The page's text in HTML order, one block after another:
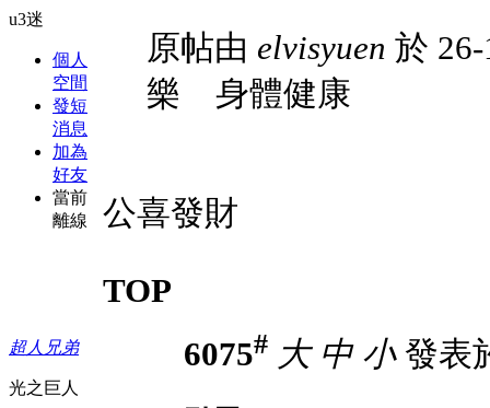
u3迷
個人
空間
發短
消息
加為
好友
當前
離線
原帖由 elvisyuen 於
樂 身體健康
公喜發財
TOP
超人兄弟
光之巨人
6075# 大 中 小發表